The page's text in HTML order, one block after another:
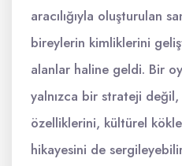
aracılığıyla oluşturulan
bireylerin kimliklerini
alanlar haline geldi. Bir
yalnızca bir strateji değil,
özelliklerini, kültürel
hikayesini de